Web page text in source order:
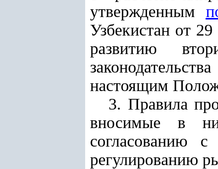
утвержденным
Узбекистан от
развитию
настоящим
3. Правила
вносимые в
согласованию
регулированию